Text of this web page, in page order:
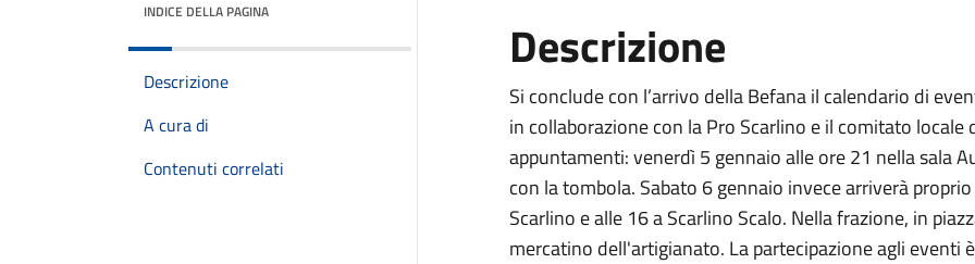
INDICE DELLA PAGINA
Descrizione
A cura di
Contenuti correlati
Descrizione
Si conclude con l’arrivo della Befana il calendario di
in collaborazione con la Pro Scarlino e il comitato locale
appuntamenti: venerdì 5 gennaio alle ore 21 nella sala
con la tombola. Sabato 6 gennaio invece arriverà
Scarlino e alle 16 a Scarlino Scalo. Nella frazione, in
mercatino dell'artigianato. La partecipazione agli eventi